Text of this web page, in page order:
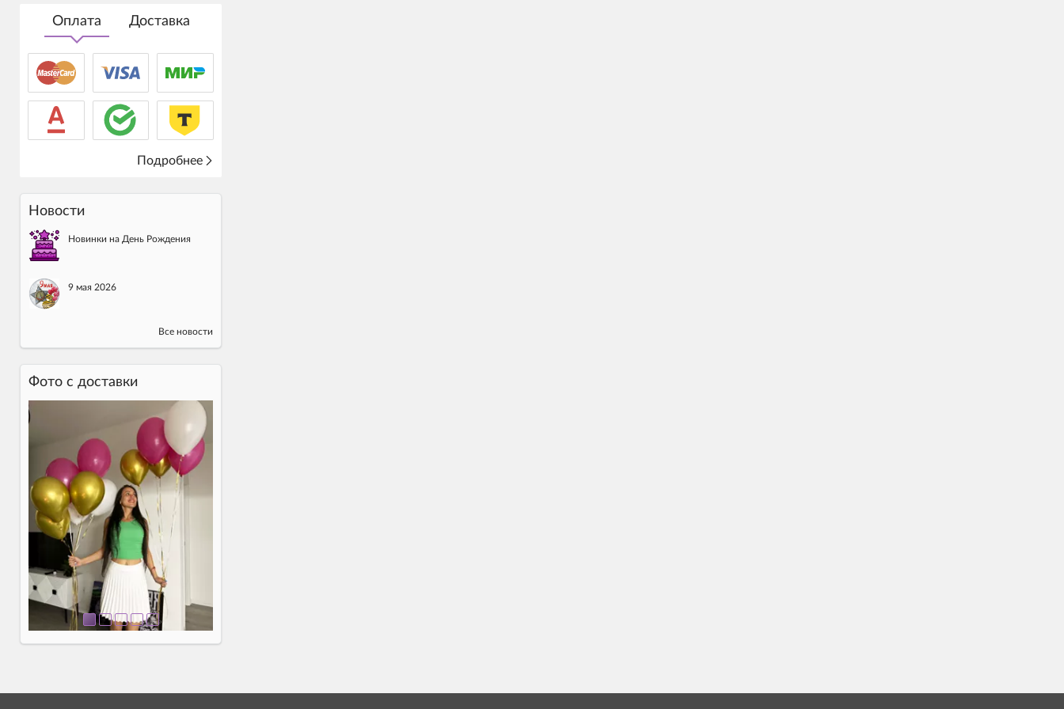
Оплата Доставка
Подробнее
Новости
Новинки на День Рождения
9 мая 2026
Все новости
Фото c доставки